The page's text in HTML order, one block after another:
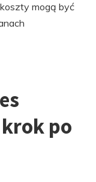
mogą być
po